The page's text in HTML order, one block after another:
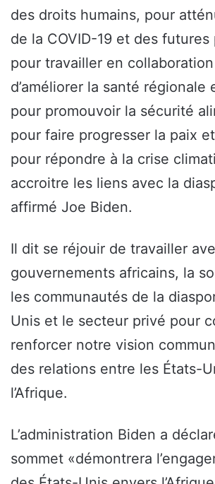
des droits humains, pour
de la COVID-19 et des futures
pour travailler en
d’améliorer la santé régionale
pour promouvoir la sécurité
pour faire progresser la paix
pour répondre à la crise
accroitre les liens avec la
affirmé Joe Biden.
Il dit se réjouir de travailler
gouvernements africains, la
les communautés de la
Unis et le secteur privé pour
renforcer notre vision
des relations entre les États-
l’Afrique.
L’administration Biden a
sommet «démontrera